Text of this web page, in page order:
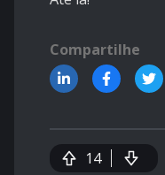
Compartilhe
14